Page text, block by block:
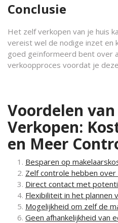
Conclusie
Het zelf verkopen van je huis
vereist wel de nodige inzet en
goed geïnformeerd bent over
verkoopproces voordat je
Voordelen
Verkopen:
en Meer
Besparen op
Zelf controle hebben
Direct contact met
Flexibiliteit in het plannen
Mogelijkheid om zelf de
Geen afhankelijkheid van